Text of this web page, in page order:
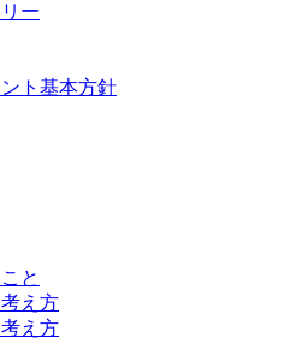
ー
ト基本方針
と
え方
え方